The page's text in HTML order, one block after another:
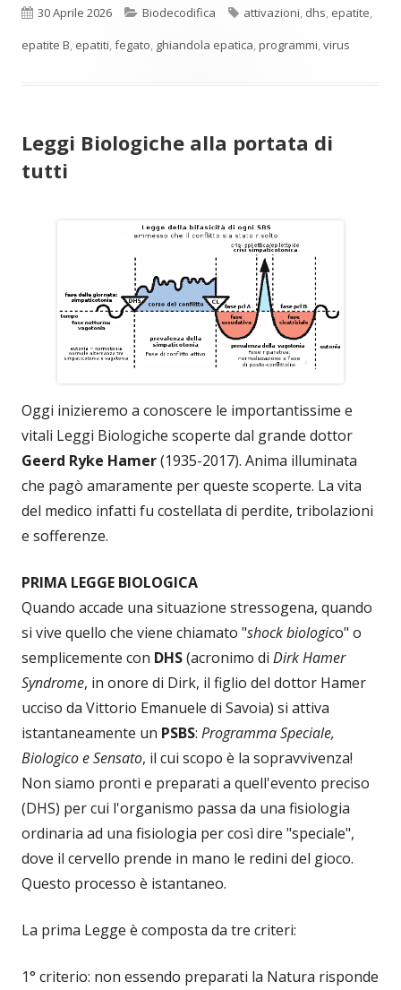
Pubblicato
30 Aprile 2026 Categorie
Biodecodifica Tag
attivazioni, dhs, epatite,
epatite B, epatiti,fegato, ghiandola epatica,programmi,virus
Leggi Biologiche alla portata di
tutti
Oggi inizieremo a conoscere le importantissime e
vitali Leggi Biologiche scoperte dal grande dottor
Geerd Ryke Hamer(1935-2017). Anima illuminata
che pagò amaramente per queste scoperte. La vita
del medico infatti fu costellata di perdite, tribolazioni
e sofferenze.
PRIMA LEGGE BIOLOGICA
Quando accade una situazione stressogena, quando
si vive quello che viene chiamato "shock biologico" o
semplicemente con DHS(acronimo di Dirk Hamer
Syndrome, in onore di Dirk, il figlio del dottor Hamer
ucciso da Vittorio Emanuele di Savoia) si attiva
istantaneamente un PSBS: Programma Speciale,
Biologico e Sensato, il cui scopo è la sopravvivenza!
Non siamo pronti e preparati a quell'evento preciso
(DHS) per cui l'organismo passa da una fisiologia
ordinaria ad una fisiologia per così dire "speciale",
dove il cervello prende in mano le redini del gioco.
Questo processo è istantaneo.
La prima Legge è composta da tre criteri:
1° criterio: non essendo preparati la Natura risponde